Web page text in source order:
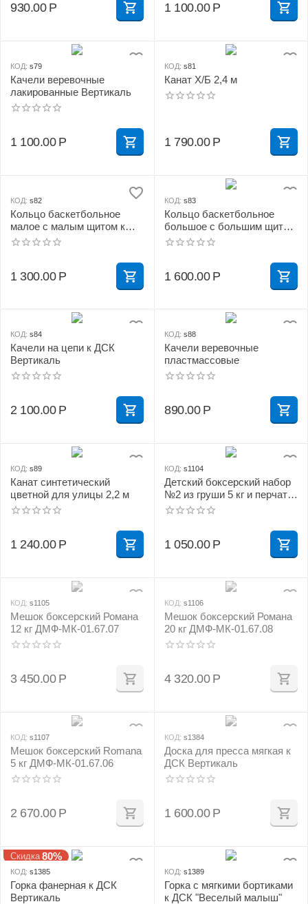
930.00 Р 1 100.00 Р
КОД: s79
Качели веревочные
лакированные Вертикаль
1 100.00 Р
КОД: s81
Канат Х/Б 2,4 м
1 790.00 Р
КОД: s82
Кольцо баскетбольное
малое с малым щитом к
ДСК "Вертикаль"
1 300.00 Р
КОД: s83
Кольцо баскетбольное
большое с большим щитом
к ДСК "Вертикаль"
1 600.00 Р
КОД: s84
Качели на цепи к ДСК
Вертикаль
2 100.00 Р
КОД: s88
Качели веревочные
пластмассовые
890.00 Р
КОД: s89
Канат синтетический
цветной для улицы 2,2 м
1 240.00 Р
КОД: s1104
Детский боксерский набор
№2 из груши 5 кг и перчаток
сине/желтый
1 050.00 Р
КОД: s1105
Мешок боксерский Романа
12 кг ДМФ-МК-01.67.07
3 450.00 Р
КОД: s1106
Мешок боксерский Романа
20 кг ДМФ-МК-01.67.08
4 320.00 Р
КОД: s1107
Мешок боксерский Romana
5 кг ДМФ-МК-01.67.06
2 670.00 Р
КОД: s1384
Доска для пресса мягкая к
ДСК Вертикаль
1 600.00 Р
Скидка 80%
КОД: s1385
Горка фанерная к ДСК
Вертикаль
КОД: s1389
Горка с мягкими бортиками
к ДСК "Веселый малыш"